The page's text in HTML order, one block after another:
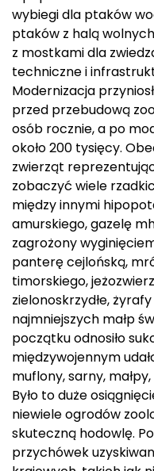
wybiegi dla ptaków
ptaków z halą
z mostkami dla
techniczne i
Modernizacja
przed przebudową
osób rocznie, a po
około 200 tysięcy.
zwierząt
zobaczyć wiele
między innymi
amurskiego, gazelę
zagrożony
panterę cejlońską,
timorskiego,
zielonoskrzydłe,
najmniejszych małp
początku odnosiło
międzywojennym
muflony, sarny,
Było to duże
niewiele ogrodów
skuteczną hodowlę.
przychówek